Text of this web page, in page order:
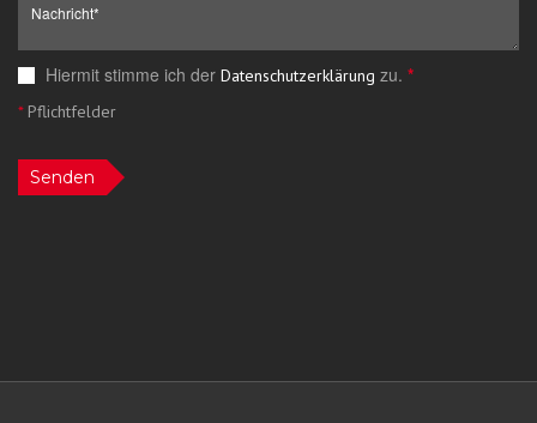
Hiermit stimme ich der Datenschutzerklärung zu. *
*Pflichtfelder
Senden